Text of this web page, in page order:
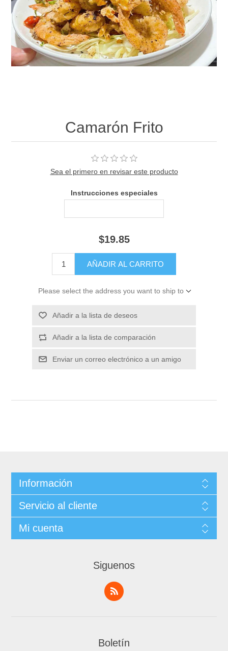
Camarón Frito
Sea el primero en revisar este producto
Instrucciones especiales
$19.85
Please select the address you want to ship to
Información
Servicio al cliente
Mi cuenta
Siguenos
Boletín